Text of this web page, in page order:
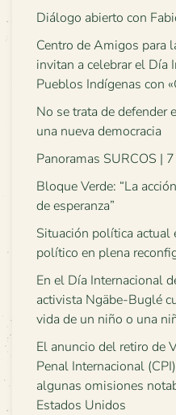
Diálogo abierto con
Centro de Amigos para
invitan a celebrar el Día
Pueblos Indígenas con
No se trata de defender
una nueva democracia
Panoramas SURCOS |
Bloque Verde: “La
de esperanza”
Situación política actual
político en plena
En el Día Internacional
activista Ngäbe-Buglé
vida de un niño o una
El anuncio del retiro de
Penal Internacional
algunas omisiones
Estados Unidos